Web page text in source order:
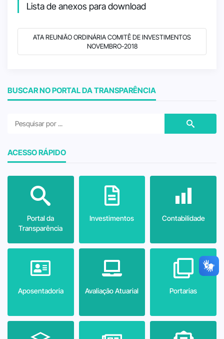
Lista de anexos para download
ATA REUNIÃO ORDINÁRIA COMITÊ DE INVESTIMENTOS
NOVEMBRO-2018
BUSCAR NO PORTAL DA TRANSPARÊNCIA
ACESSO RÁPIDO
Portal da
Transparência
Investimentos Contabilidade
Aposentadoria Avaliação Atuarial Portarias